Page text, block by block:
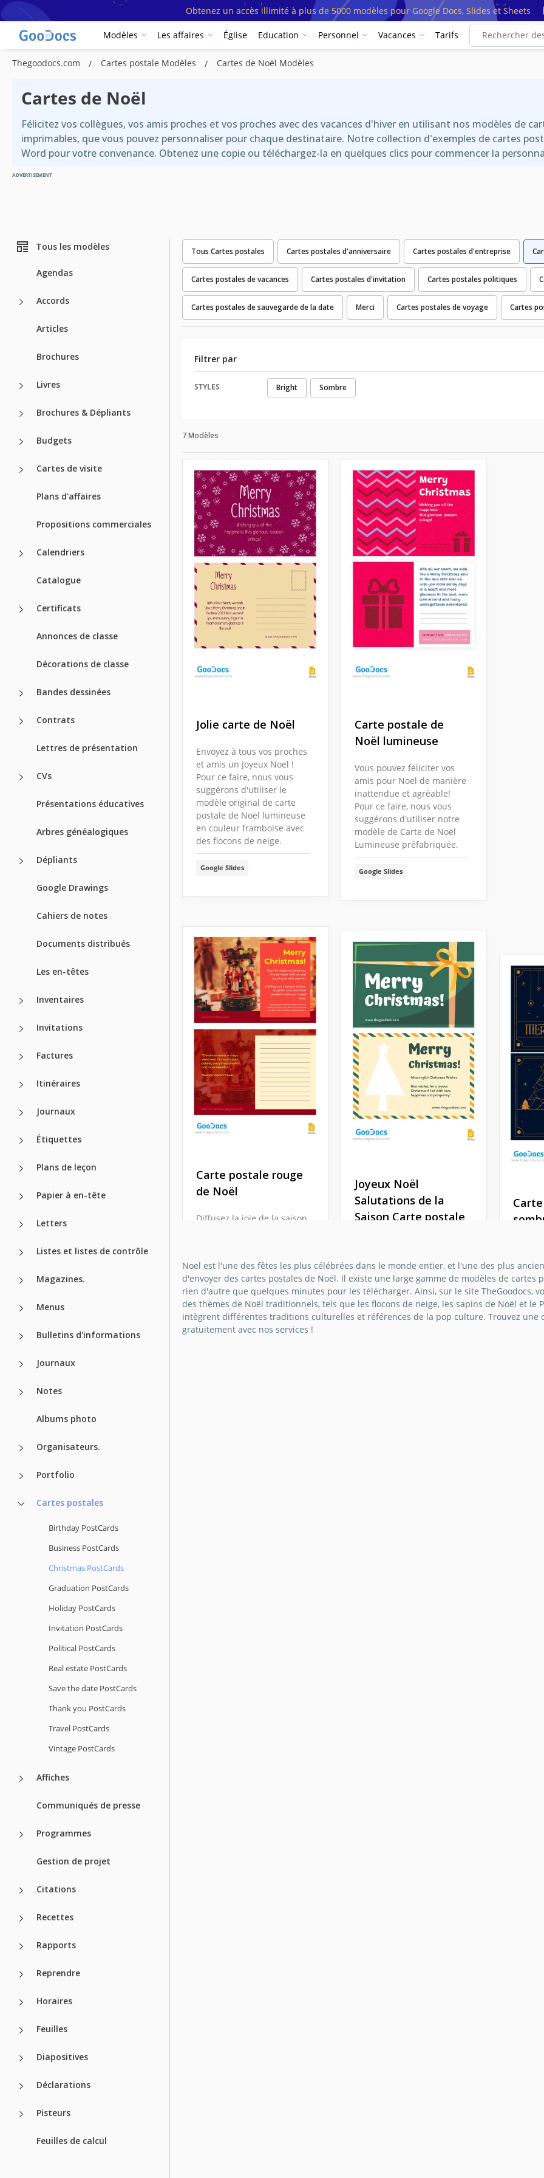
Obtenez un accès illimité à plus de 5000 modèles pour Google Docs, Slides et Sheets
Modèles Les affaires Église Education Personnel Vacances Tarifs
Thegoodocs.com Cartes postale Modèles Cartes de Noël Modèles
Cartes de Noël
Félicitez vos collègues, vos amis proches et vos proches avec des vacances d'hiver en utilisant nos modèles de
imprimables, que vous pouvez personnaliser pour chaque destinataire. Notre collection d'exemples de cartes
Word pour votre convenance. Obtenez une copie ou téléchargez-la en quelques clics pour commencer la
ADVERTISEMENT
Tous les modèles
Agendas
Accords
Articles
Brochures
Livres
Brochures & Dépliants
Budgets
Cartes de visite
Plans d'affaires
Propositions commerciales
Calendriers
Catalogue
Certificats
Annonces de classe
Décorations de classe
Bandes dessinées
Contrats
Lettres de présentation
CVs
Présentations éducatives
Arbres généalogiques
Dépliants
Google Drawings
Cahiers de notes
Documents distribués
Les en-têtes
Inventaires
Invitations
Factures
Itinéraires
Journaux
Étiquettes
Plans de leçon
Papier à en-tête
Letters
Listes et listes de contrôle
Magazines.
Menus
Bulletins d'informations
Journaux
Notes
Albums photo
Organisateurs.
Portfolio
Cartes postales
Birthday PostCards
Business PostCards
Christmas PostCards
Graduation PostCards
Holiday PostCards
Invitation PostCards
Political PostCards
Real estate PostCards
Save the date PostCards
Thank you PostCards
Travel PostCards
Vintage PostCards
Affiches
Communiqués de presse
Programmes
Gestion de projet
Citations
Recettes
Rapports
Reprendre
Horaires
Feuilles
Diapositives
Déclarations
Pisteurs
Feuilles de calcul
Tous Cartes postales Cartes postales d'anniversaire Cartes postales d'entreprise
Cartes postales de vacances Cartes postales d'invitation Cartes postales politiques
Cartes postales de sauvegarde de la date Merci Cartes postales de voyage Cartes
Filtrer par
STYLES Bright Sombre
7 Modèles
Jolie carte de Noël
Envoyez à tous vos proches
et amis un Joyeux Noël !
Pour ce faire, nous vous
suggérons d'utiliser le
modèle original de carte
postale de Noël lumineuse
en couleur framboise avec
des flocons de neige.
Google Slides
Carte postale de
Noël lumineuse
Vous pouvez féliciter vos
amis pour Noël de manière
inattendue et agréable!
Pour ce faire, nous vous
suggérons d'utiliser notre
modèle de Carte de Noël
Lumineuse préfabriquée.
Google Slides
Carte postale rouge
de Noël
Diffusez la joie de la saison
chaleureux avec style grâce
à ce design festif et
accrocheur.
Google Slides
Joyeux Noël
Salutations de la
Saison Carte postale
de vœux Joyeux Noël. Ce
design enchanteur capture
l'essence de la saison
festive, avec ses couleurs
vives et son message
l'esprit
Noël
Noël est l'une des fêtes les plus célébrées dans le monde entier, et l'une des plus
d'envoyer des cartes postales de Noël. Il existe une large gamme de modèles de
rien d'autre que quelques minutes pour les télécharger. Ainsi, sur le site TheGoodocs,
des thèmes de Noël traditionnels, tels que les flocons de neige, les sapins de Noël et le
intègrent différentes traditions culturelles et références de la pop culture. Trouvez
gratuitement avec nos services !